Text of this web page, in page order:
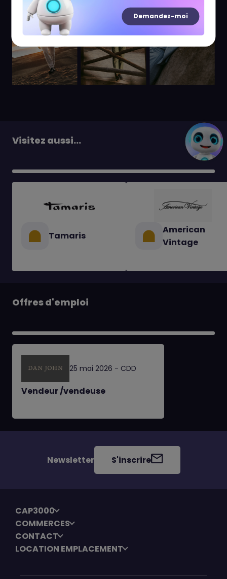
Visitez aussi...
Tamaris
American
Vintage
Offres d'emploi
25 mai 2026 - CDD
Vendeur /vendeuse
Newsletter S'inscrire
CAP3000
COMMERCES
CONTACT
LOCATION EMPLACEMENT
Demandez-moi